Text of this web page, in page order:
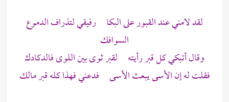
لقد لامني عند القبور على البكا رفيقي لتذراف الدموع
السوافك
وقال أتبكي كل قبر رأيته لقبر ثوى بين اللوى فالدكادك
فقلت له إن الأسى يبعث الأسى فدعني فهذا كله قبرمالك